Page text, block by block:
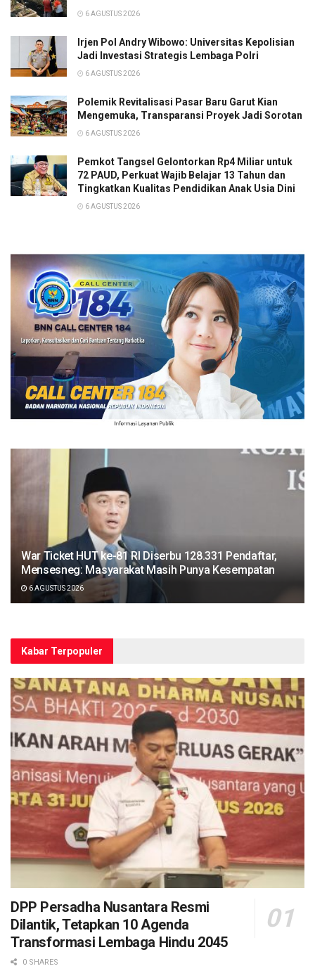
6 AGUSTUS 2026
Irjen Pol Andry Wibowo: Universitas Kepolisian
Jadi Investasi Strategis Lembaga Polri
6 AGUSTUS 2026
Polemik Revitalisasi Pasar Baru Garut Kian
Mengemuka, Transparansi Proyek Jadi Sorotan
6 AGUSTUS 2026
Pemkot Tangsel Gelontorkan Rp4 Miliar untuk
72 PAUD, Perkuat Wajib Belajar 13 Tahun dan
Tingkatkan Kualitas Pendidikan Anak Usia Dini
6 AGUSTUS 2026
War Ticket HUT ke-81 RI Diserbu 128.331 Pendaftar,
Mensesneg: Masyarakat Masih Punya Kesempatan
6 AGUSTUS 2026
Kabar Terpopuler
DPP Persadha Nusantara Resmi
Dilantik, Tetapkan 10 Agenda
Transformasi Lembaga Hindu 2045
0 SHARES